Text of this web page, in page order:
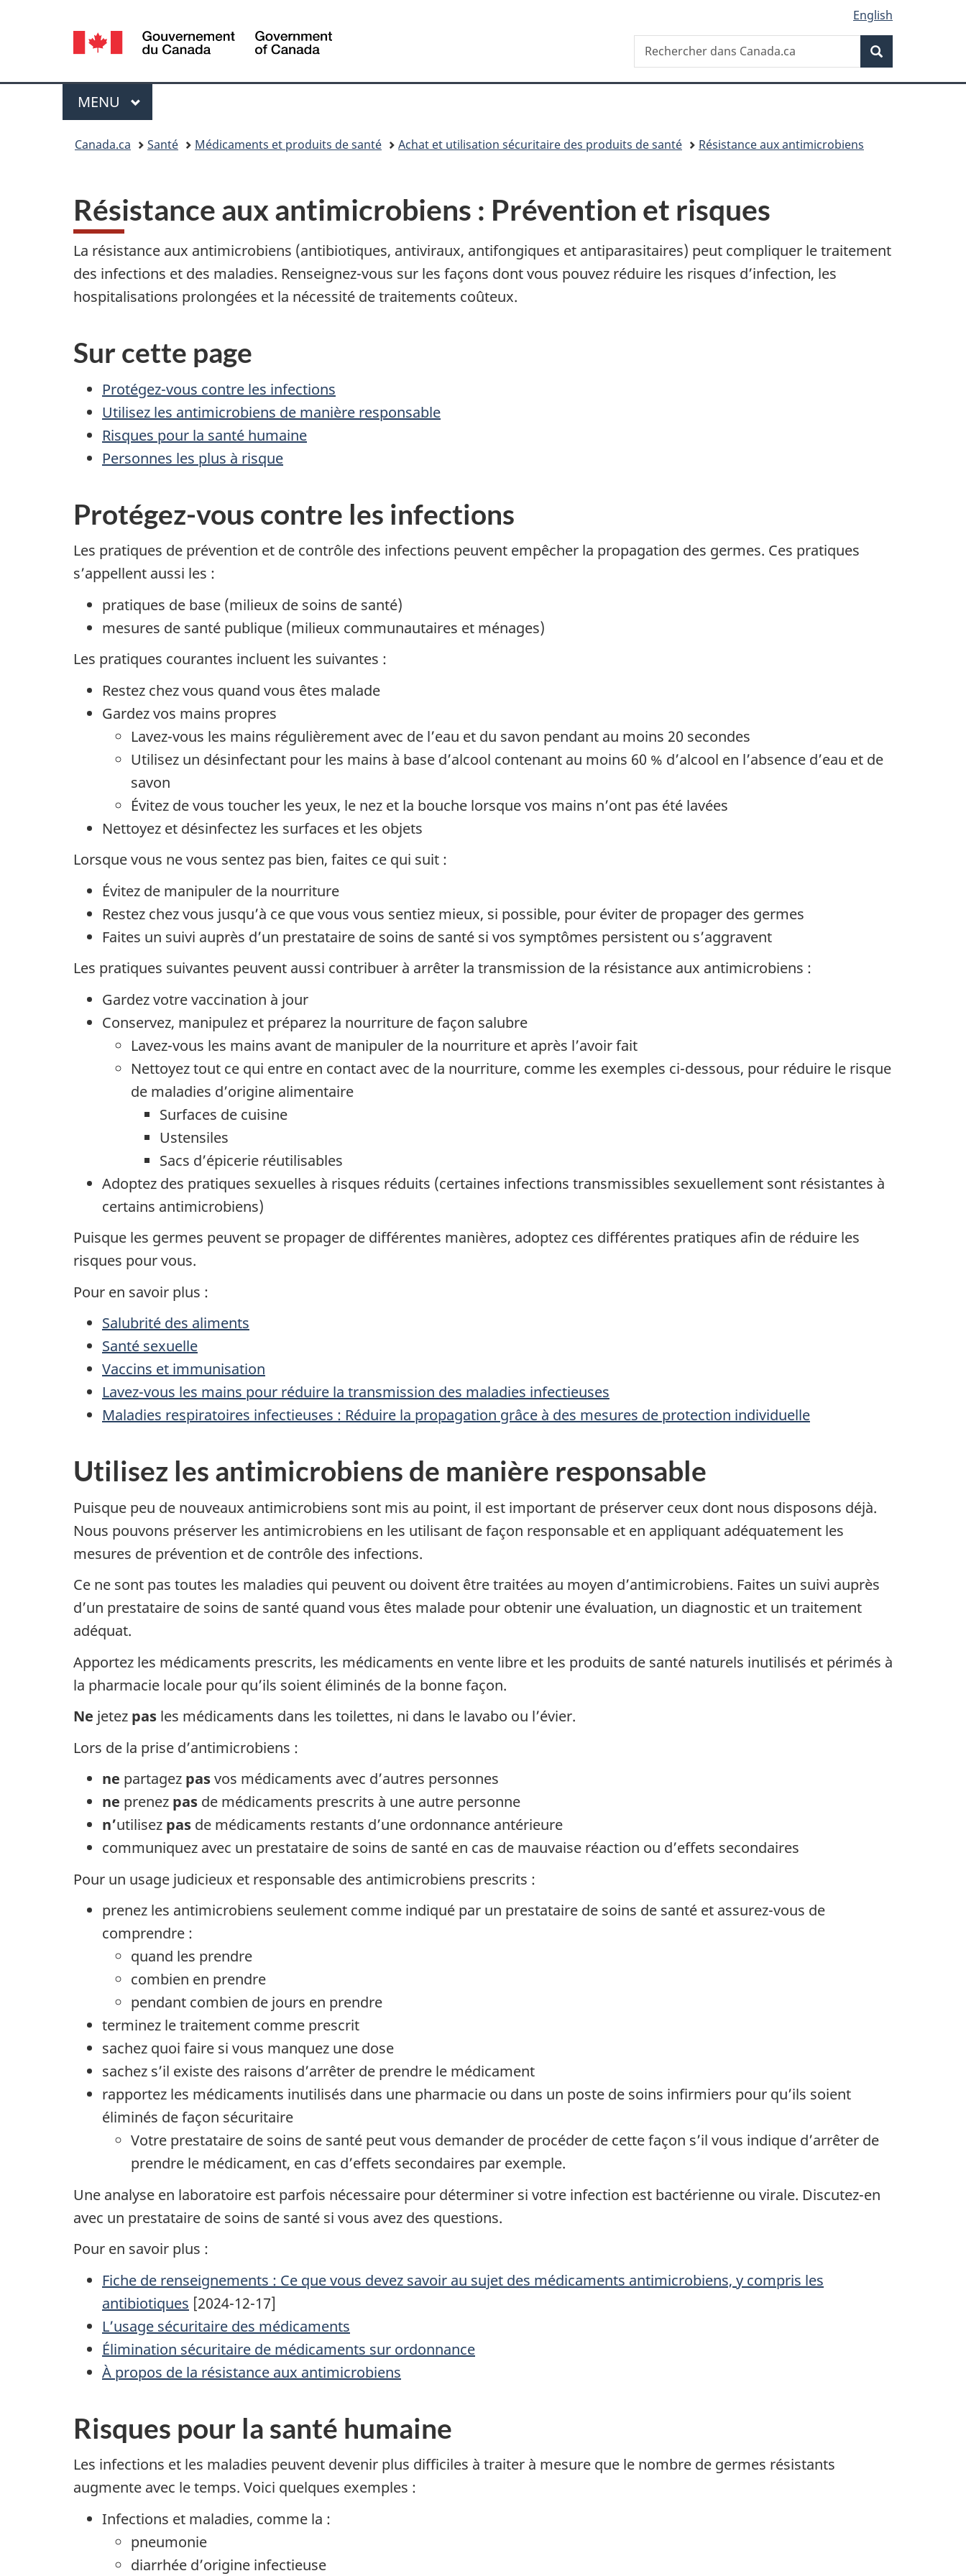
Invitations
sujet
HTML
Sélection
de
la
langue
English
Canada
Recherche
Rechercher
dans
Menu
MENU PRINCIPAL
Canada.ca Santé Médicaments et produits de santé Achat et utilisation sécuritaire des produits de santé Résistance aux antimicrobiens
Résistance aux antimicrobiens : Prévention et risques
La résistance aux antimicrobiens (antibiotiques, antiviraux, antifongiques et antiparasitaires) peut compliquer le traitement
des infections et des maladies. Renseignez-vous sur les façons dont vous pouvez réduire les risques d’infection, les
hospitalisations prolongées et la nécessité de traitements coûteux.
Sur cette page
Protégez-vous contre les infections
Utilisez les antimicrobiens de manière responsable
Risques pour la santé humaine
Personnes les plus à risque
Protégez-vous contre les infections
Les pratiques de prévention et de contrôle des infections peuvent empêcher la propagation des germes. Ces pratiques
s’appellent aussi les :
pratiques de base (milieux de soins de santé)
mesures de santé publique (milieux communautaires et ménages)
Les pratiques courantes incluent les suivantes :
Restez chez vous quand vous êtes malade
Gardez vos mains propres
Lavez-vous les mains régulièrement avec de l’eau et du savon pendant au moins 20 secondes
Utilisez un désinfectant pour les mains à base d’alcool contenant au moins 60 % d’alcool en l’absence d’eau et de
savon
Évitez de vous toucher les yeux, le nez et la bouche lorsque vos mains n’ont pas été lavées
Nettoyez et désinfectez les surfaces et les objets
Lorsque vous ne vous sentez pas bien, faites ce qui suit :
Évitez de manipuler de la nourriture
Restez chez vous jusqu’à ce que vous vous sentiez mieux, si possible, pour éviter de propager des germes
Faites un suivi auprès d’un prestataire de soins de santé si vos symptômes persistent ou s’aggravent
Les pratiques suivantes peuvent aussi contribuer à arrêter la transmission de la résistance aux antimicrobiens :
Gardez votre vaccination à jour
Conservez, manipulez et préparez la nourriture de façon salubre
Lavez-vous les mains avant de manipuler de la nourriture et après l’avoir fait
Nettoyez tout ce qui entre en contact avec de la nourriture, comme les exemples ci-dessous, pour réduire le risque
de maladies d’origine alimentaire
Surfaces de cuisine
Ustensiles
Sacs d’épicerie réutilisables
Adoptez des pratiques sexuelles à risques réduits (certaines infections transmissibles sexuellement sont résistantes à
certains antimicrobiens)
Puisque les germes peuvent se propager de différentes manières, adoptez ces différentes pratiques afin de réduire les
risques pour vous.
Pour en savoir plus :
Salubrité des aliments
Santé sexuelle
Vaccins et immunisation
Lavez-vous les mains pour réduire la transmission des maladies infectieuses
Maladies respiratoires infectieuses : Réduire la propagation grâce à des mesures de protection individuelle
Utilisez les antimicrobiens de manière responsable
Puisque peu de nouveaux antimicrobiens sont mis au point, il est important de préserver ceux dont nous disposons déjà.
Nous pouvons préserver les antimicrobiens en les utilisant de façon responsable et en appliquant adéquatement les
mesures de prévention et de contrôle des infections.
Ce ne sont pas toutes les maladies qui peuvent ou doivent être traitées au moyen d’antimicrobiens. Faites un suivi auprès
d’un prestataire de soins de santé quand vous êtes malade pour obtenir une évaluation, un diagnostic et un traitement
adéquat.
Apportez les médicaments prescrits, les médicaments en vente libre et les produits de santé naturels inutilisés et périmés à
la pharmacie locale pour qu’ils soient éliminés de la bonne façon.
Ne jetez pas les médicaments dans les toilettes, ni dans le lavabo ou l’évier.
Lors de la prise d’antimicrobiens :
ne partagez pasvos médicaments avec d’autres personnes
ne prenez pas de médicaments prescrits à une autre personne
n’utilisez pas de médicaments restants d’une ordonnance antérieure
communiquez avec un prestataire de soins de santé en cas de mauvaise réaction ou d’effets secondaires
Pour un usage judicieux et responsable des antimicrobiens prescrits :
prenez les antimicrobiens seulement comme indiqué par un prestataire de soins de santé et assurez-vous de
comprendre :
quand les prendre
combien en prendre
pendant combien de jours en prendre
terminez le traitement comme prescrit
sachez quoi faire si vous manquez une dose
sachez s’il existe des raisons d’arrêter de prendre le médicament
rapportez les médicaments inutilisés dans une pharmacie ou dans un poste de soins infirmiers pour qu’ils soient
éliminés de façon sécuritaire
Votre prestataire de soins de santé peut vous demander de procéder de cette façon s’il vous indique d’arrêter de
prendre le médicament, en cas d’effets secondaires par exemple.
Une analyse en laboratoire est parfois nécessaire pour déterminer si votre infection est bactérienne ou virale. Discutez-en
avec un prestataire de soins de santé si vous avez des questions.
Pour en savoir plus :
Fiche de renseignements : Ce que vous devez savoir au sujet des médicaments antimicrobiens, y compris les
antibiotiques [2024-12-17]
L’usage sécuritaire des médicaments
Élimination sécuritaire de médicaments sur ordonnance
À propos de la résistance aux antimicrobiens
Risques pour la santé humaine
Les infections et les maladies peuvent devenir plus difficiles à traiter à mesure que le nombre de germes résistants
augmente avec le temps. Voici quelques exemples :
Infections et maladies, comme la :
pneumonie
diarrhée d’origine infectieuse